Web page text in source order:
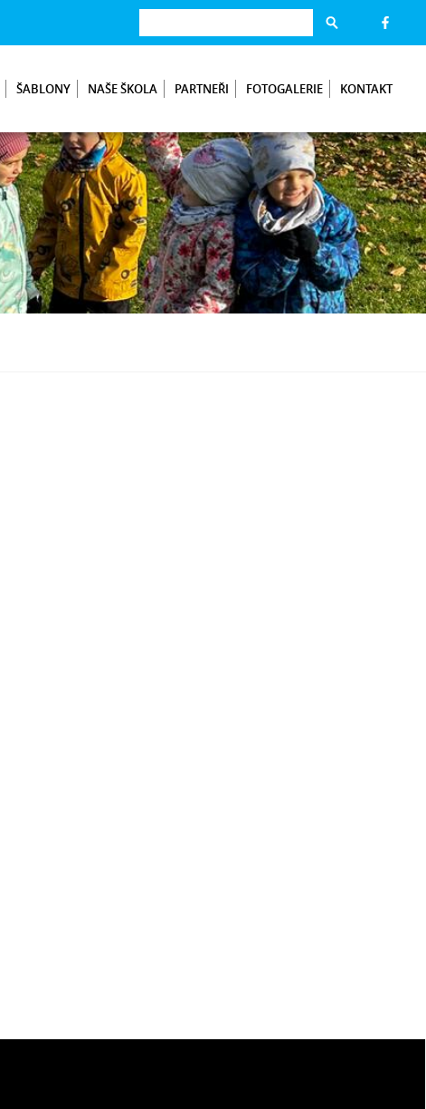
ŠABLONY NAŠE ŠKOLA PARTNEŘI FOTOGALERIE KONTAKT